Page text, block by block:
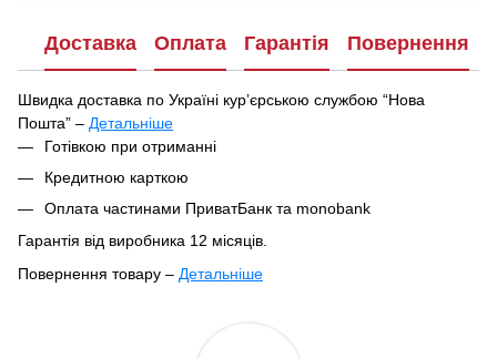
Доставка Оплата Гарантія Повернення
Швидка доставка по Україні курʼєрською службою “Нова
Пошта” – Детальніше
Під час оформлення замовлення ви можете вибрати зручний
спосіб отримання посилки:
У найближчому відділенні чи поштоматі Нової Пошти
Кур'єрська доставка за вказаною адресою
Ваше замовлення буде відправлено в цей самий день після
підтвердження, якщо воно оформлене до 16:00. Якщо
Готівкою при отриманні
Кредитною карткою
Оплата частинами ПриватБанк та monobank
Гарантія від виробника 12 місяців.
Повернення товару – Детальніше